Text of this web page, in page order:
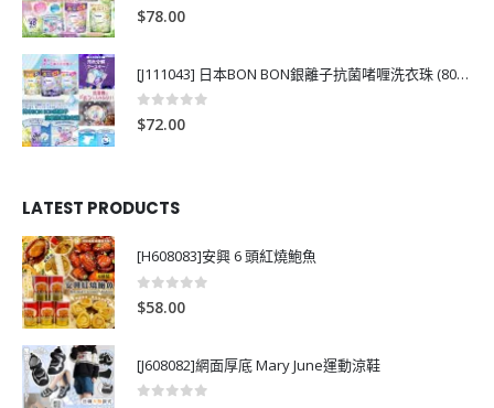
0
$78.00
[J111043] 日本BON BON銀離子抗菌啫喱洗衣珠 (80粒)
0out of 5
$72.00
LATEST PRODUCTS
[H608083]安興 6 頭紅燒鮑魚
0
$58.00
[J608082]網面厚底 Mary June運動涼鞋